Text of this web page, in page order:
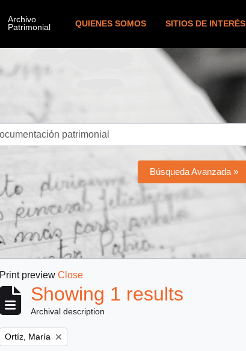
QUIENES SOMOS SITIOS DE INTERÉS
Búsqueda Avanzada »
Print preview Close
Showing 1 results
Archival description
Remove filter:
Ortíz, María